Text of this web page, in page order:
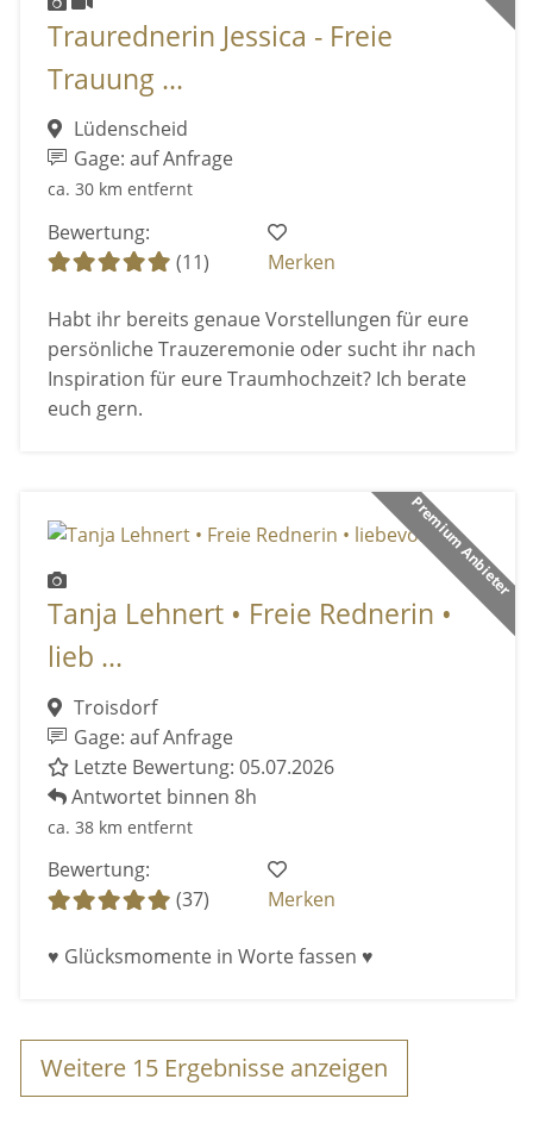
Traurednerin Jessica - Freie
Trauung ...
Lüdenscheid
Gage: auf Anfrage
ca. 30 km entfernt
Bewertung:
(11)
Merken
Habt ihr bereits genaue Vorstellungen für eure
persönliche Trauzeremonie oder sucht ihr nach
Inspiration für eure Traumhochzeit? Ich berate
euch gern.
Premium Anbieter
Tanja Lehnert • Freie Rednerin •
lieb ...
Troisdorf
Gage: auf Anfrage
Letzte Bewertung: 05.07.2026
Antwortet binnen 8h
ca. 38 km entfernt
Bewertung:
(37)
Merken
♥ Glücksmomente in Worte fassen ♥
Weitere 15 Ergebnisse anzeigen